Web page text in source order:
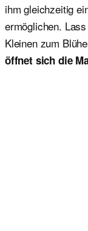
ihm gleichzeitig
ermöglichen.
Kleinen zum
öffnet sich die